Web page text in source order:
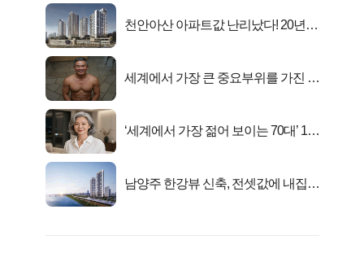
천안아산 아파트값 난리났다! 20년
세계에서 가장 큰 중요부위를 가진 남
‘세계에서 가장 젊어 보이는 70대’ 1위
남양주 한강뷰 신축, 전셋값에 내집마